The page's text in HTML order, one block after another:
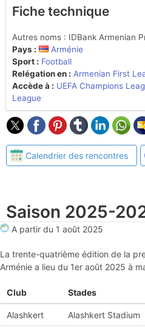
Fiche technique
Autres noms : IDBank Armenian
Pays :
Arménie
Sport : Football
Relégation en : Armenian First
Accède à : UEFA Champions
League
Calendrier des rencontres
Saison 2025-
A partir du 1 août 2025
La trente-quatrième édition de la
Arménie a lieu du 1er août 2025 à
Club Stades
Alashkert Alashkert Stadium